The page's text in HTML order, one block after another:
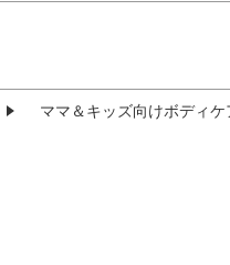
ママ＆キッズ向けボディケ